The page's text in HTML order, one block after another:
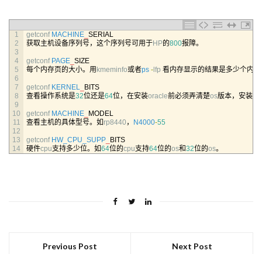
1
2
3
4
5
6
7
8
9
10
11
12
13
14
getconf MACHINE SERIAL
获取主机设备序列号，这个序列号可用于HP的800报障。
getconf PAGE SIZE
每个内存页的大小。用 kmeminfo或者ps - lfp 看内存显示的结果是多少个内
getconf KERNEL
BITS
查看操作系统是32位还是64位，在安装oracle前必须弄清楚os版本，安装对
getconf MACHINE
MODEL
查看主机的具体型号。如rp8440， N4000-55
getconf HW_CPU_SUPP
BITS
硬件cpu支持多少位。如64位的cpu支持64位的os和32位的os。
Previous Post Next Post